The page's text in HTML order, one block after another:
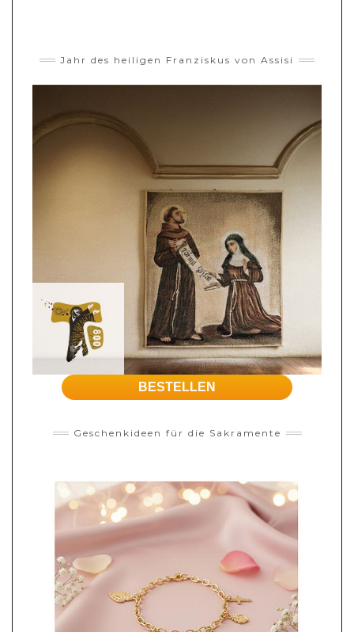
Jahr des heiligen Franziskus von Assisi
BESTELLEN
Geschenkideen für die Sakramente